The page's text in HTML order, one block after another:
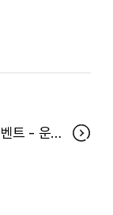
문화이벤트 - 운빨로맨스 당첨자